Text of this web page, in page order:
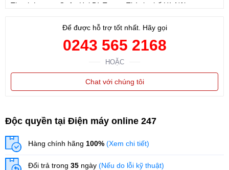
Thanh Lương, Quận Hai Bà Trưng, Thành phố Hà Nội
Để được hỗ trợ tốt nhất. Hãy gọi
0243 565 2168
HOẶC
Chat với chúng tôi
Độc quyền tại Điện máy online 247
Hàng chính hãng 100% (Xem chi tiết)
Đổi trả trong 35 ngày (Nếu do lỗi kỹ thuật)